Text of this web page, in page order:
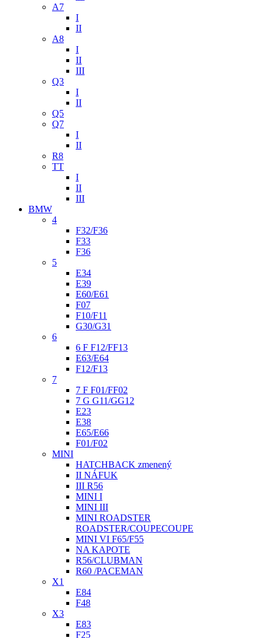
A7
I
II
A8
I
II
III
Q3
I
II
Q5
Q7
I
II
R8
TT
I
II
III
BMW
4
F32/F36
F33
F36
5
E34
E39
E60/E61
F07
F10/F11
G30/G31
6
6 F F12/FF13
E63/E64
F12/F13
7
7 F F01/FF02
7 G G11/GG12
E23
E38
E65/E66
F01/F02
MINI
HATCHBACK zmenený
II NÁFUK
III R56
MINI I
MINI III
MINI ROADSTER
ROADSTER/COUPECOUPE
MINI VI F65/F55
NA KAPOTE
R56/CLUBMAN
R60 /PACEMAN
X1
E84
F48
X3
E83
F25